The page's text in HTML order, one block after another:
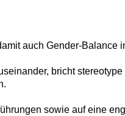
auch Gender-Balance
bricht
sowie auf eine